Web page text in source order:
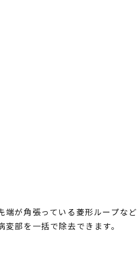
が角張っている菱形ループなど
部を一括で除去できます。